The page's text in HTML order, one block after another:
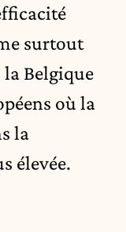
surtout
Belgique
où la
la
élevée.